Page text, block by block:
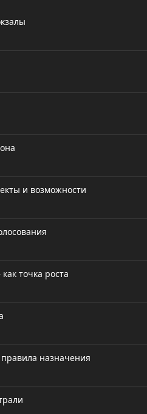
и возможности
точка роста
назначения